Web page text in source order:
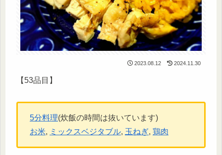
2023.08.12 2024.11.30
【53品目】
5分料理(炊飯の時間は抜いています)
お米, ミックスベジタブル, 玉ねぎ, 鶏肉